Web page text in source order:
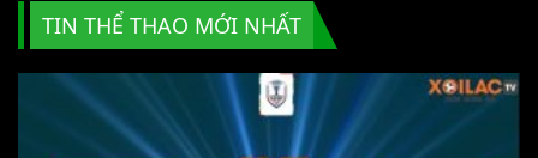
TIN THỂ THAO MỚI NHẤT